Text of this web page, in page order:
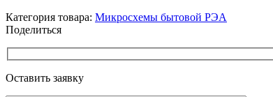
Категория товара: Микросхемы бытовой РЭА
Поделиться
Оставить заявку